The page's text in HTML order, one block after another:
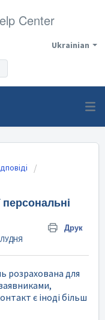
Center
Ukrainian
Друк
розрахована для
є іноді більш